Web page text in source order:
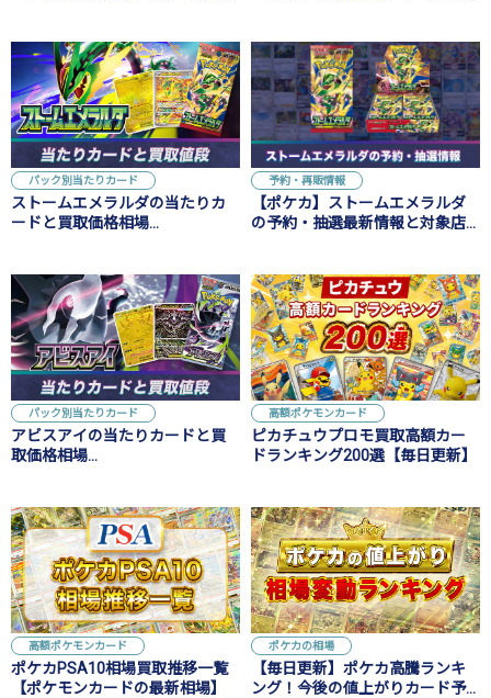
パック別当たりカード
ストームエメラルダの当たりカ
ードと買取価格相場
予約・再販情報
【ポケカ】ストームエメラルダ
の予約・抽選最新情報と対象店
パック別当たりカード
アビスアイの当たりカードと買
取価格相場
高額ポケモンカード
ピカチュウプロモ買取高額カー
ドランキング200選【毎日更新】
高額ポケモンカード
ポケカPSA10相場買取推移一覧
【ポケモンカードの最新相場】
ポケカの相場
【毎日更新】ポケカ高騰ランキ
ング！今後の値上がりカード予